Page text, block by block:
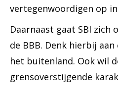
vertegenwoordigen op
Daarnaast gaat SBI
de BBB. Denk hierbij
het buitenland. Ook wil
grensoverstijgende